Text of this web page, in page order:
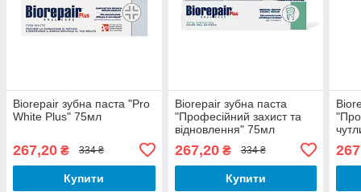
Biorepair зубна паста "Pro
White Plus" 75мл
267,20 ₴ 334 ₴
Купити
Biorepair зубна паста
"Професійний захист та
відновлення" 75мл
267,20₴ 334 ₴
Купити